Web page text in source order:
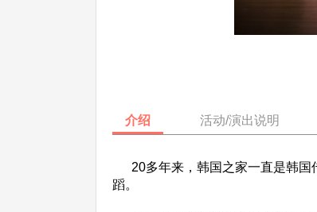
介绍 活动/演出说明
20多年来，韩国之家一直是韩国
蹈。